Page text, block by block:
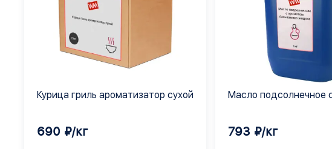
Курица гриль ароматизатор сухой
690 ₽/кг
Масло подсолнечное
793 ₽/кг